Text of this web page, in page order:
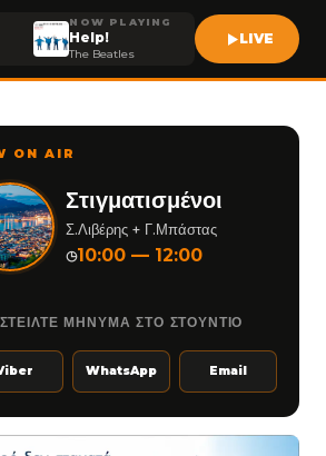
NOW PLAYING
Help!
The Beatles
LIVE
ON AIR
Στιγματισμένοι
Σ.Λιβέρης + Γ.Μπάστας
◷10:00 — 12:00
ΣΤΕΙΛΤΕ ΜΗΝΥΜΑ ΣΤΟ ΣΤΟΥΝΤΙΟ
WhatsApp Email